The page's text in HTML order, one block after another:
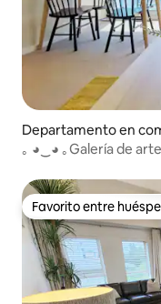
Departamento en
delaide
｡ ◕‿◕ ｡Galería de
Favorito entre
Favorito entre